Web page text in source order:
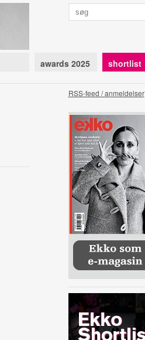
awards 2025 shortlist
RSS-feed / anmeldelser